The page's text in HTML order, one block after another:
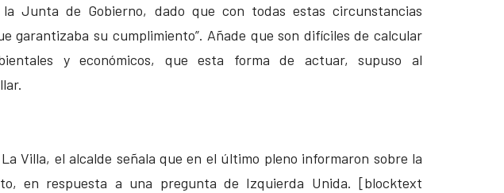
la Junta de Gobierno, dado que con todas estas circunstancias
garantizaba su cumplimiento”. Añade que son difíciles de calcular
y económicos, que esta forma de actuar, supuso al
Villa, el alcalde señala que en el último pleno informaron sobre la
en respuesta a una pregunta de Izquierda Unida. [blocktext